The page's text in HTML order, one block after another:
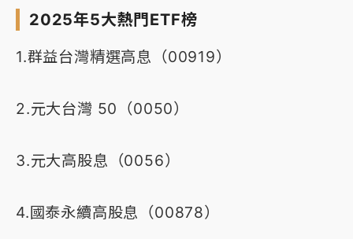
2025年5大熱門ETF榜
1.群益台灣精選高息（00919）
2.元大台灣 50（0050）
3.元大高股息（0056）
4.國泰永續高股息（00878）